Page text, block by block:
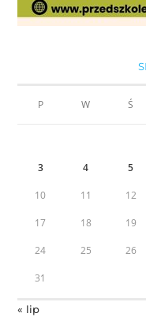
P W Ś
3 4 5
10 11 12
17 18 19
24 25 26
31
« lip